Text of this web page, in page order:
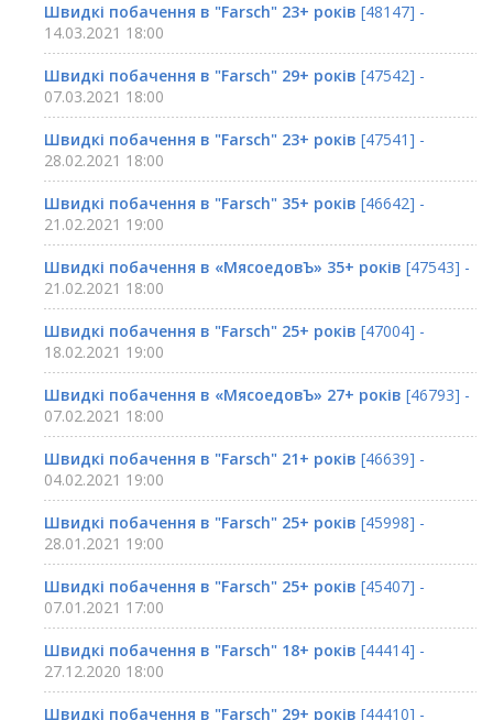
Швидкі побачення в "Farsch" 23+ років [48147] -
14.03.2021 18:00
Швидкі побачення в "Farsch" 29+ років [47542] -
07.03.2021 18:00
Швидкі побачення в "Farsch" 23+ років [47541] -
28.02.2021 18:00
Швидкі побачення в "Farsch" 35+ років [46642] -
21.02.2021 19:00
Швидкі побачення в «МясоедовЪ» 35+ років [47543] -
21.02.2021 18:00
Швидкі побачення в "Farsch" 25+ років [47004] -
18.02.2021 19:00
Швидкі побачення в «МясоедовЪ» 27+ років [46793] -
07.02.2021 18:00
Швидкі побачення в "Farsch" 21+ років [46639] -
04.02.2021 19:00
Швидкі побачення в "Farsch" 25+ років [45998] -
28.01.2021 19:00
Швидкі побачення в "Farsch" 25+ років [45407] -
07.01.2021 17:00
Швидкі побачення в "Farsch" 18+ років [44414] -
27.12.2020 18:00
Швидкі побачення в "Farsch" 29+ років [44410] -